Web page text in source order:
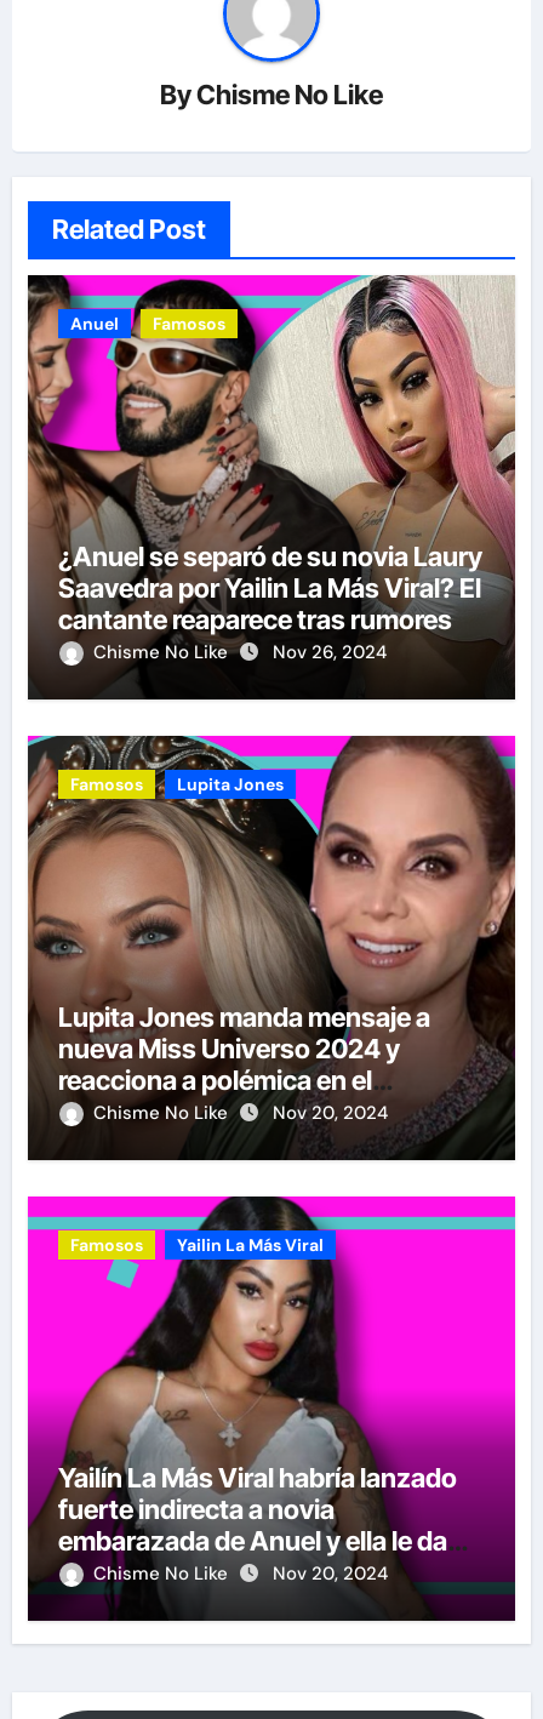
ByChisme No Like
Related Post
Anuel Famosos
¿Anuel se separó de su novia Laury
Saavedra por Yailin La Más Viral? El
cantante reaparece tras rumores
Chisme No Like Nov 26, 2024
Famosos Lupita Jones
Lupita Jones manda mensaje a
nueva Miss Universo 2024 y
reacciona a polémica en el
certamen
Chisme No Like Nov 20, 2024
Famosos Yailin La Más Viral
Yailín La Más Viral habría lanzado
fuerte indirecta a novia
embarazada de Anuel y ella le da
cachetada con guante blanco
Chisme No Like Nov 20, 2024